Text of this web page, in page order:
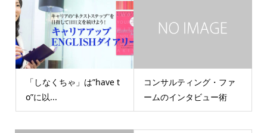
「しなくちゃ」は”have t
o”に以...
コンサルティング・ファ
ームのインタビュー術